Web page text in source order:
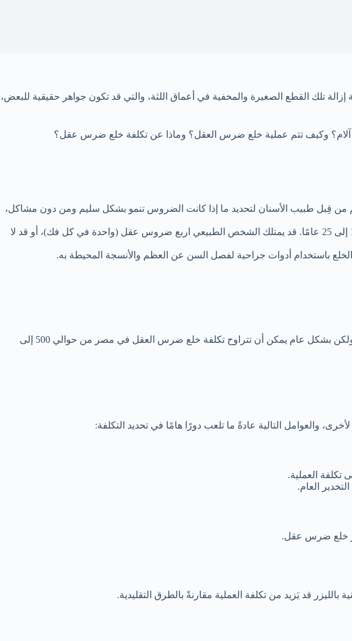
تلك القطع الصغيرة والمخفية في أعماق اللثة، والتي قد تكون جواهر حقيقية للبعض،
آلام؟ وكيف تتم عملية خلع ضرس العقل؟ وماذا عن تكلفة خلع ضرس عقل؟
من قِبل طبيب الأسنان لتحديد ما إذا كانت الضروس تنمو بشكل سليم ومن دون مشاكل،
الشخص الطبيعي اربع ضروس عقل (واحدة في كل فك)، أو قد لا
باستخدام أدوات جراحية لفصل السن عن العظم والأنسجة المحيطة به.
يمكن أن تتفاوت تكلفة خلع ضرس العقل في مستشفى حكومي أو عيادة خاصة في مصر بشكل كبير حسب عدة عوامل، ولكن بشكل عام يمكن أن تتراوح تكلفة خلع ضرس العقل في مصر من حوالي 500 إلى
والعوامل التالية عادةً ما تلعب دورًا هامًا في تحديد التكلفة:
تكلفة العملية.
العام.
خلع ضرس عقل.
بالليزر قديَزيد من تكلفة العملية مقارنةً بالطرق التقليدية.